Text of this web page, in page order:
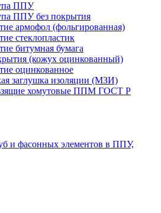
ППУ
ППУ без покрытия
армофол (фольгированная)
стеклопластик
битумная бумага
(кожух оцинкованный)
оцинкованное
заглушка изоляции (МЗИ)
хомутовые ППМ ГОСТ Р
и фасонных элементов в ППУ,